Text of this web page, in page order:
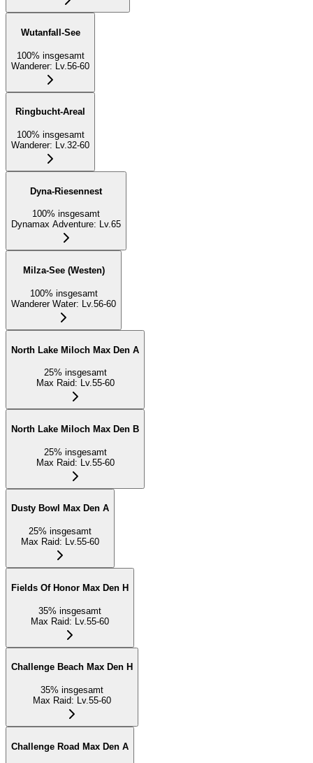
Wutanfall-See
100% insgesamt
Wanderer: Lv.56-60
Ringbucht-Areal
100% insgesamt
Wanderer: Lv.32-60
Dyna-Riesennest
100% insgesamt
Dynamax Adventure: Lv.65
Milza-See (Westen)
100% insgesamt
Wanderer Water: Lv.56-60
North Lake Miloch Max Den A
25% insgesamt
Max Raid: Lv.55-60
North Lake Miloch Max Den B
25% insgesamt
Max Raid: Lv.55-60
Dusty Bowl Max Den A
25% insgesamt
Max Raid: Lv.55-60
Fields Of Honor Max Den H
35% insgesamt
Max Raid: Lv.55-60
Challenge Beach Max Den H
35% insgesamt
Max Raid: Lv.55-60
Challenge Road Max Den A